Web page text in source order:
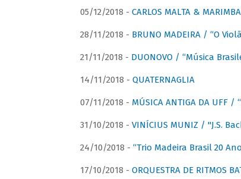
05/12/2018 - CARLOS MALTA &
28/11/2018 - BRUNO MADEIRA / “O
21/11/2018 - DUONOVO / “Música
14/11/2018 - QUATERNAGLIA
07/11/2018 - MÚSICA ANTIGA DA UFF
31/10/2018 - VINÍCIUS MUNIZ / "J.S.
24/10/2018 - “Trio Madeira Brasil 20
17/10/2018 - ORQUESTRA DE RITMOS